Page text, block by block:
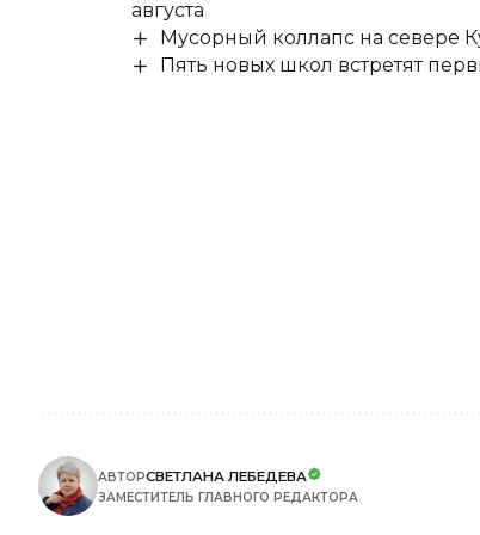
августа
Мусорный коллапс на севере
Пять новых школ встретят
АВТОРСВЕТЛАНА ЛЕБЕДЕВА
ЗАМЕСТИТЕЛЬ ГЛАВНОГО РЕДАКТОРА